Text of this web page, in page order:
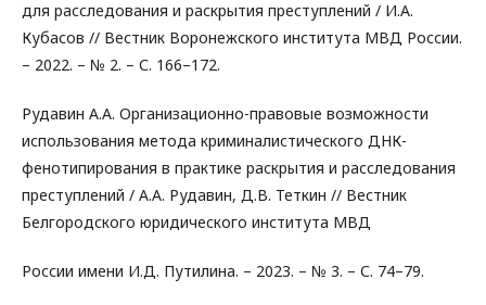
для расследования и раскрытия преступлений / И.А.
Кубасов // Вестник Воронежского института МВД России.
– 2022. – № 2. – С. 166–172.
Рудавин А.А. Организационно-правовые возможности
использования метода криминалистического ДНК-
фенотипирования в практике раскрытия и расследования
преступлений / А.А. Рудавин, Д.В. Теткин // Вестник
Белгородского юридического института МВД
России имени И.Д. Путилина. – 2023. – № 3. – С. 74–79.